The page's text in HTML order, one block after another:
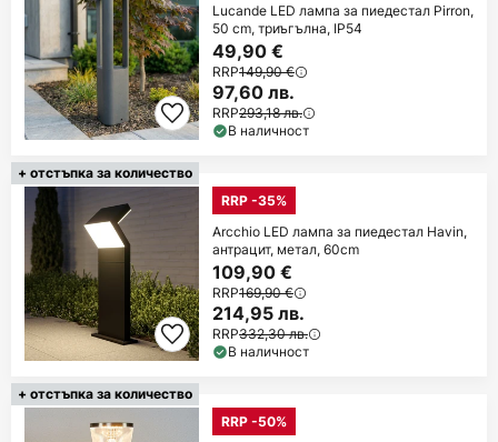
Lucande LED лампа за пиедестал Pirron,
50 cm, триъгълна, IP54
49,90 €
RRP149,90 €
97,60 лв.
RRP293,18 лв.
В наличност
+ отстъпка за количество
RRP -35%
Arcchio LED лампа за пиедестал Havin,
антрацит, метал, 60cm
109,90 €
RRP169,90 €
214,95 лв.
RRP332,30 лв.
В наличност
+ отстъпка за количество
RRP -50%